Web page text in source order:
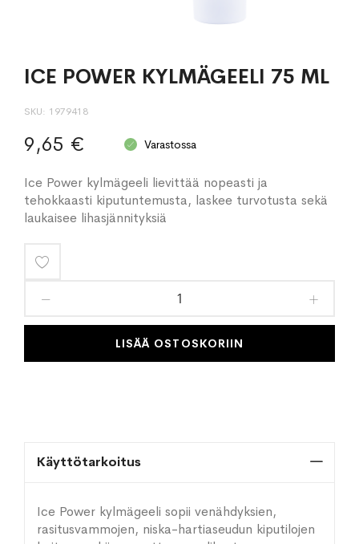
ICE POWER KYLMÄGEELI 75 ML
SKU 1979418
9,65 € Varastossa
Ice Power kylmägeeli lievittää nopeasti ja
tehokkaasti kiputuntemusta, laskee turvotusta sekä
laukaisee lihasjännityksiä
toivelistaan
LISÄÄ OSTOSKORIIN
Käyttötarkoitus
Ice Power kylmägeeli sopii venähdyksien,
rasitusvammojen, niska-hartiaseudun kiputilojen